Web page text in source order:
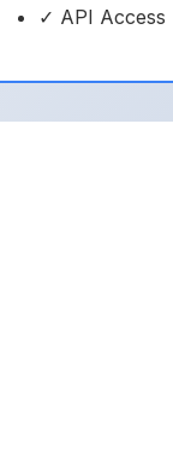
✓ API Access